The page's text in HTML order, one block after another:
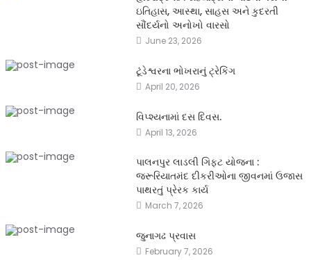
ઇતિહાસ, આસ્થા, સાહસ અને કુદરતી
સૌંદર્યનો અનોખો વારસો
June 23, 2026
ટૂંડેશ્વરના ભોખરાનું ટ્રેકિંગ
April 20, 2026
વિપ્શ્યનામાં દસ દિવસ.
April 13, 2026
પાલનપુર લાડલી ગિફ્ટ યોજના :
જરૂરિયાતમંદ દીકરીઓના જીવનમાં ઉજાસ
પાથરતું પ્રેરક કાર્ય
March 7, 2026
જુનાગઢ પ્રવાસ
February 7, 2026